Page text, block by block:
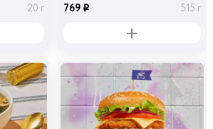
20 г 769 i 515 г